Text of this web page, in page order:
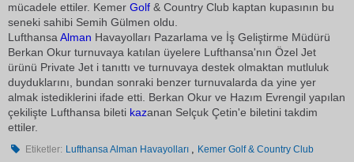
mücadele ettiler. Kemer Golf & Country Club kaptan kupasının bu
seneki sahibi Semih Gülmen oldu.
Lufthansa Alman Havayolları Pazarlama ve İş Geliştirme Müdürü
Berkan Okur turnuvaya katılan üyelere Lufthansa'nın Özel Jet
ürünü Private Jet i tanıttı ve turnuvaya destek olmaktan mutluluk
duyduklarını, bundan sonraki benzer turnuvalarda da yine yer
almak istediklerini ifade etti. Berkan Okur ve Hazım Evrengil yapılan
çekilişte Lufthansa bileti kazanan Selçuk Çetin'e biletini takdim
ettiler.
Etiketler: Lufthansa Alman Havayolları , Kemer Golf & Country Club